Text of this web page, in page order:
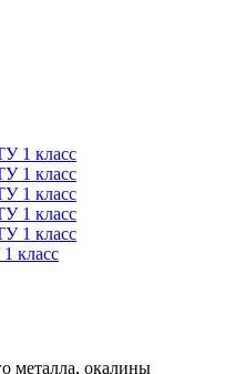
класс
металла, окалины